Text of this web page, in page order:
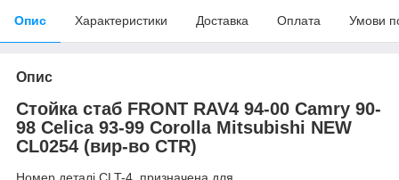
Опис Характеристики Доставка Оплата Умови
Опис
Стойка стаб FRONT RAV4 94-00 Camry 90-
98 Celica 93-99 Corolla Mitsubishi NEW
CL0254 (вир-во CTR)